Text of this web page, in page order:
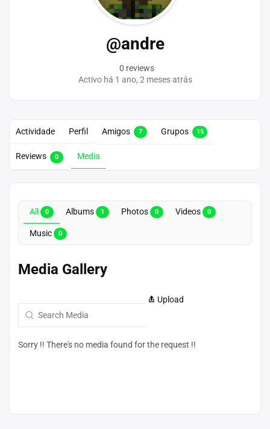
@andre
0 reviews
Activo há 1 ano, 2 meses atrás
Actividade Perfil Amigos 7 Grupos 15
Reviews 0 Media
All 0 Albums 1 Photos 0 Videos 0
Music 0
Media Gallery
Upload
Sorry !! There's no media found for the request !!